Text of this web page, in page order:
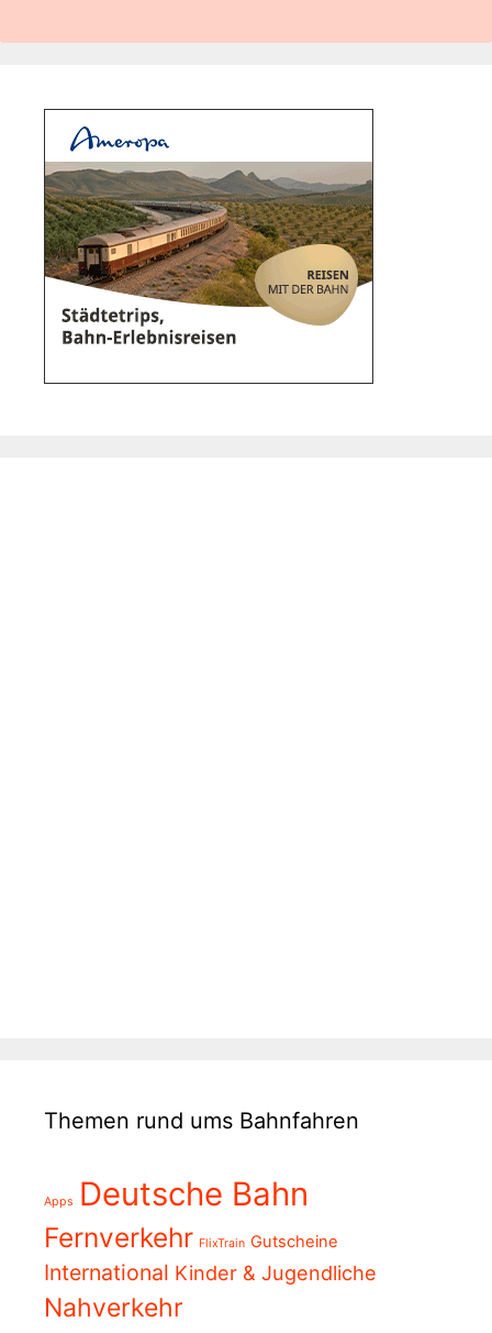
Themen rund ums Bahnfahren
Apps Deutsche Bahn
Fernverkehr FlixTrain Gutscheine
International Kinder & Jugendliche
Nahverkehr